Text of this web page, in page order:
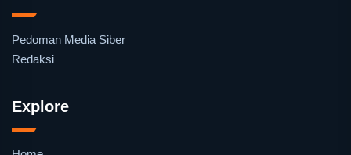
Pedoman Media Siber
Redaksi
Explore